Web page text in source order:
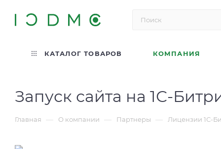
КАТАЛОГ ТОВАРОВ КОМПАНИЯ
Запуск сайта на 1С-
Главная — О компании — Партнеры — Лицензии 1С-